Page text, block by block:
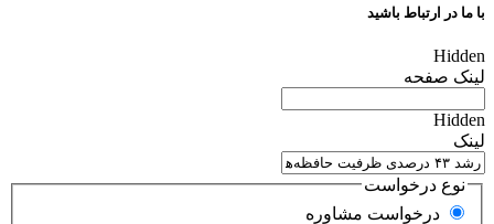
با ما در ارتباط باشید
Hidden
لینک صفحه
Hidden
لینک
نوع درخواست
درخواست مشاوره